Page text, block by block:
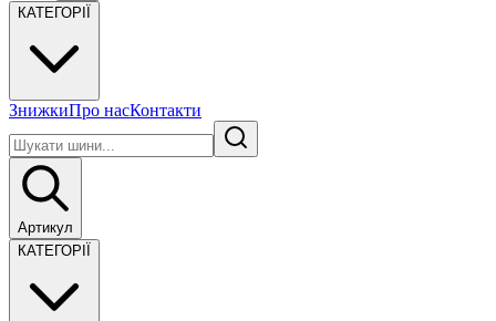
КАТЕГОРІЇ
ЗнижкиПро насКонтакти
Артикул
КАТЕГОРІЇ